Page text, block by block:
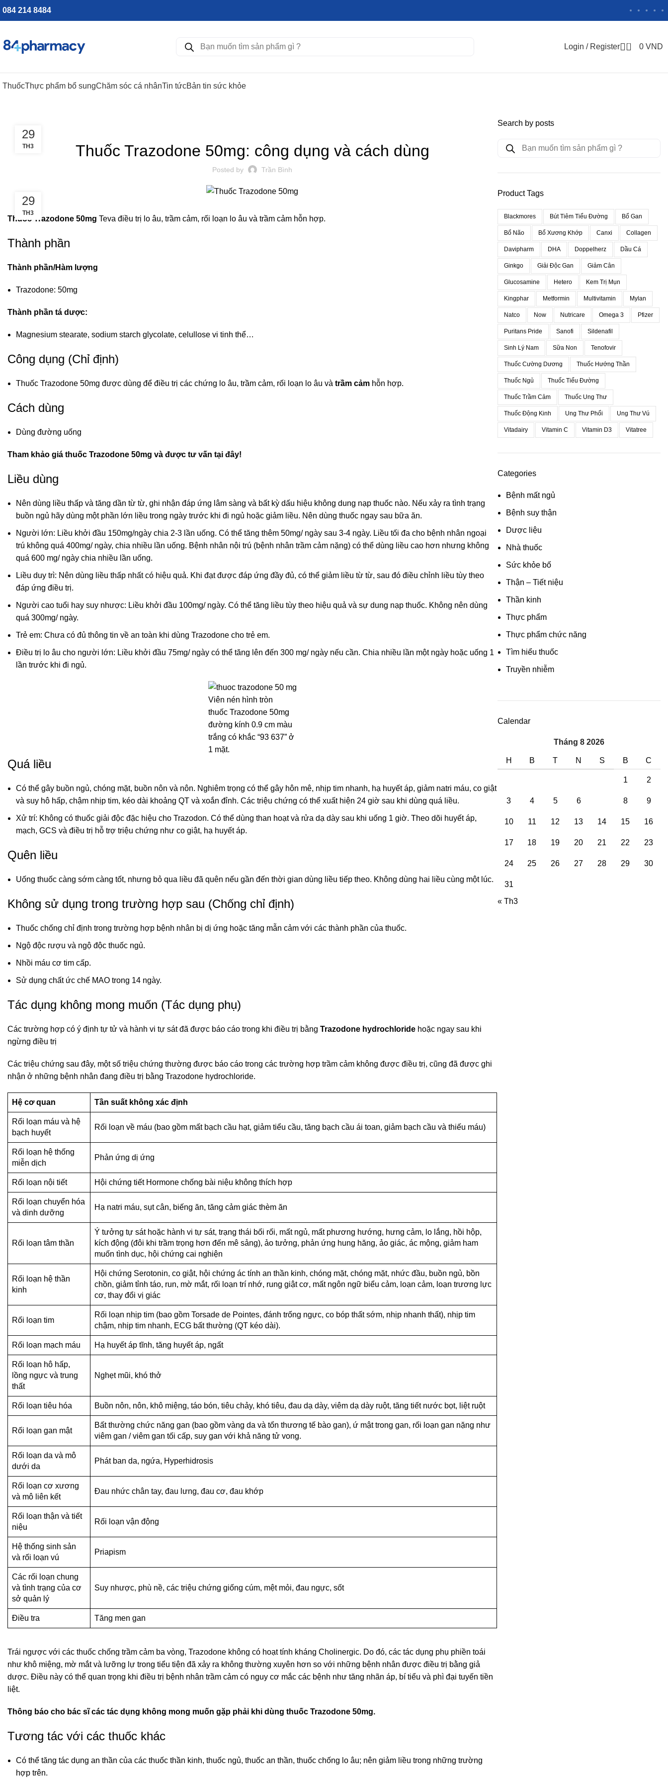
084 214 8484
Login / Register 0 0 VND
ThuốcThực phẩm bổ sungChăm sóc cá nhânTin tứcBản tin sức khỏe
Thuốc Trazodone 50mg: công dụng và cách dùng
Posted by Trần Bình
29
TH3
Thuốc Trazodone 50mg Teva điều trị lo âu, trầm cảm, rối loạn lo âu và trầm cảm hỗn hợp.
Thành phần
Thành phần/Hàm lượng
Trazodone: 50mg
Thành phần tá dược:
Magnesium stearate, sodium starch glycolate, celullose vi tinh thể…
Công dụng (Chỉ định)
Thuốc Trazodone 50mg được dùng để điều trị các chứng lo âu, trầm cảm, rối loạn lo âu và trầm cảm hỗn hợp.
Cách dùng
Dùng đường uống
Tham khảo giá thuốc Trazodone 50mg và được tư vấn tại đây!
Liều dùng
Nên dùng liều thấp và tăng dần từ từ, ghi nhận đáp ứng lâm sàng và bất kỳ dấu hiệu không dung nạp thuốc nào. Nếu xảy ra tình trạng
buồn ngủ hãy dùng một phần lớn liều trong ngày trước khi đi ngủ hoặc giảm liều. Nên dùng thuốc ngay sau bữa ăn.
Người lớn: Liều khởi đầu 150mg/ngày chia 2-3 lần uống. Có thể tăng thêm 50mg/ ngày sau 3-4 ngày. Liều tối đa cho bệnh nhân ngoại
trú không quá 400mg/ ngày, chia nhiều lần uống. Bệnh nhân nội trú (bệnh nhân trầm cảm nặng) có thể dùng liều cao hơn nhưng không
quá 600 mg/ ngày chia nhiều lần uống.
Liều duy trì: Nên dùng liều thấp nhất có hiệu quả. Khi đạt được đáp ứng đầy đủ, có thể giảm liều từ từ, sau đó điều chỉnh liều tùy theo
đáp ứng điều trị.
Người cao tuổi hay suy nhược: Liều khởi đầu 100mg/ ngày. Có thể tăng liều tùy theo hiệu quả và sự dung nạp thuốc. Không nên dùng
quá 300mg/ ngày.
Trẻ em: Chưa có đủ thông tin về an toàn khi dùng Trazodone cho trẻ em.
Điều trị lo âu cho người lớn: Liều khởi đầu 75mg/ ngày có thể tăng lên đến 300 mg/ ngày nếu cần. Chia nhiều lần một ngày hoặc uống 1
lần trước khi đi ngủ.
Viên nén hình tròn
thuốc Trazodone 50mg
đường kính 0.9 cm màu
trắng có khắc “93 637” ở
1 mặt.
Quá liều
Có thể gây buồn ngủ, chóng mặt, buồn nôn và nôn. Nghiêm trọng có thể gây hôn mê, nhịp tim nhanh, hạ huyết áp, giảm natri máu, co giật
và suy hô hấp, chậm nhịp tim, kéo dài khoảng QT và xoắn đỉnh. Các triệu chứng có thể xuất hiện 24 giờ sau khi dùng quá liều.
Xử trí: Không có thuốc giải độc đặc hiệu cho Trazodon. Có thể dùng than hoạt và rửa dạ dày sau khi uống 1 giờ. Theo dõi huyết áp,
mạch, GCS và điều trị hỗ trợ triệu chứng như co giật, hạ huyết áp.
Quên liều
Uống thuốc càng sớm càng tốt, nhưng bỏ qua liều đã quên nếu gần đến thời gian dùng liều tiếp theo. Không dùng hai liều cùng một lúc.
Không sử dụng trong trường hợp sau (Chống chỉ định)
Thuốc chống chỉ định trong trường hợp bệnh nhân bị dị ứng hoặc tăng mẫn cảm với các thành phần của thuốc.
Ngộ độc rượu và ngộ độc thuốc ngủ.
Nhồi máu cơ tim cấp.
Sử dụng chất ức chế MAO trong 14 ngày.
Tác dụng không mong muốn (Tác dụng phụ)
Các trường hợp có ý định tự tử và hành vi tự sát đã được báo cáo trong khi điều trị bằng Trazodone hydrochloride hoặc ngay sau khi
ngừng điều trị
Các triệu chứng sau đây, một số triệu chứng thường được báo cáo trong các trường hợp trầm cảm không được điều trị, cũng đã được ghi
nhận ở những bệnh nhân đang điều trị bằng Trazodone hydrochloride.
Hệ cơ quan Tần suất không xác định
Rối loạn máu và hệ
bạch huyết
Rối loạn về máu (bao gồm mất bạch cầu hạt, giảm tiểu cầu, tăng bạch cầu ái toan, giảm bạch cầu và thiếu máu)
Rối loạn hệ thống
miễn dịch
Phản ứng dị ứng
Rối loạn nội tiết Hội chứng tiết Hormone chống bài niệu không thích hợp
Rối loạn chuyển hóa
và dinh dưỡng
Hạ natri máu, sụt cân, biếng ăn, tăng cảm giác thèm ăn
Rối loạn tâm thần
Ý tưởng tự sát hoặc hành vi tự sát, trạng thái bối rối, mất ngủ, mất phương hướng, hưng cảm, lo lắng, hồi hộp,
kích động (đôi khi trầm trọng hơn đến mê sảng), ảo tưởng, phản ứng hung hăng, ảo giác, ác mộng, giảm ham
muốn tình dục, hội chứng cai nghiện
Rối loạn hệ thần
kinh
Hội chứng Serotonin, co giật, hội chứng ác tính an thần kinh, chóng mặt, chóng mặt, nhức đầu, buồn ngủ, bồn
chồn, giảm tỉnh táo, run, mờ mắt, rối loạn trí nhớ, rung giật cơ, mất ngôn ngữ biểu cảm, loạn cảm, loạn trương lực
cơ, thay đổi vị giác
Rối loạn tim
Rối loạn nhịp tim (bao gồm Torsade de Pointes, đánh trống ngực, co bóp thất sớm, nhịp nhanh thất), nhịp tim
chậm, nhịp tim nhanh, ECG bất thường (QT kéo dài).
Rối loạn mạch máu Hạ huyết áp tĩnh, tăng huyết áp, ngất
Rối loạn hô hấp,
lồng ngực và trung
thất
Nghẹt mũi, khó thở
Rối loạn tiêu hóa Buồn nôn, nôn, khô miệng, táo bón, tiêu chảy, khó tiêu, đau dạ dày, viêm dạ dày ruột, tăng tiết nước bọt, liệt ruột
Rối loạn gan mật
Bất thường chức năng gan (bao gồm vàng da và tổn thương tế bào gan), ứ mật trong gan, rối loạn gan nặng như
viêm gan / viêm gan tối cấp, suy gan với khả năng tử vong.
Rối loạn da và mô
dưới da
Phát ban da, ngứa, Hyperhidrosis
Rối loạn cơ xương
và mô liên kết
Đau nhức chân tay, đau lưng, đau cơ, đau khớp
Rối loạn thận và tiết
niệu
Rối loạn vận động
Hệ thống sinh sản
và rối loạn vú
Priapism
Các rối loạn chung
và tình trạng của cơ
sở quản lý
Suy nhược, phù nề, các triệu chứng giống cúm, mệt mỏi, đau ngực, sốt
Điều tra Tăng men gan
Trái ngược với các thuốc chống trầm cảm ba vòng, Trazodone không có hoạt tính kháng Cholinergic. Do đó, các tác dụng phụ phiền toái
như khô miệng, mờ mắt và lưỡng lự trong tiểu tiện đã xảy ra không thường xuyên hơn so với những bệnh nhân được điều trị bằng giả
dược. Điều này có thể quan trọng khi điều trị bệnh nhân trầm cảm có nguy cơ mắc các bệnh như tăng nhãn áp, bí tiểu và phì đại tuyến tiền
liệt.
Thông báo cho bác sĩ các tác dụng không mong muốn gặp phải khi dùng thuốc Trazodone 50mg.
Tương tác với các thuốc khác
Có thể tăng tác dụng an thần của các thuốc thần kinh, thuốc ngủ, thuốc an thần, thuốc chống lo âu; nên giảm liều trong những trường
hợp trên.
29
TH3
Search by posts
Product Tags
Blackmores Bút Tiêm Tiểu Đường Bổ Gan
Bổ Não Bổ Xương Khớp Canxi Collagen
Davipharm DHA Doppelherz Dầu Cá
Ginkgo Giải Độc Gan Giảm Cân
Glucosamine Hetero Kem Trị Mụn
Kingphar Metformin Multivitamin Mylan
Natco Now Nutricare Omega 3 Pfizer
Puritans Pride Sanofi Sildenafil
Sinh Lý Nam Sữa Non Tenofovir
Thuốc Cường Dương Thuốc Hướng Thần
Thuốc Ngủ Thuốc Tiểu Đường
Thuốc Trầm Cảm Thuốc Ung Thư
Thuốc Động Kinh Ung Thư Phổi Ung Thư Vú
Vitadairy Vitamin C Vitamin D3 Vitatree
Categories
Bệnh mất ngủ
Bệnh suy thận
Dược liệu
Nhà thuốc
Sức khỏe bố
Thận – Tiết niệu
Thần kinh
Thực phẩm
Thực phẩm chức năng
Tìm hiểu thuốc
Truyền nhiễm
Calendar
Tháng 8 2026
H B T N S B C
1 2
3 4 5 6 8 9
10 11 12 13 14 15 16
17 18 19 20 21 22 23
24 25 26 27 28 29 30
31
« Th3